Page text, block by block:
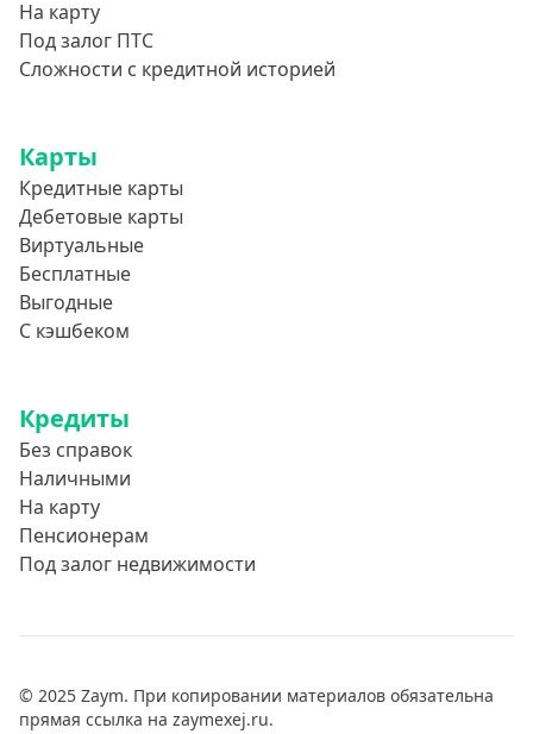
На карту
Под залог ПТС
Сложности с кредитной историей
Карты
Кредитные карты
Дебетовые карты
Виртуальные
Бесплатные
Выгодные
С кэшбеком
Кредиты
Без справок
Наличными
На карту
Пенсионерам
Под залог недвижимости
© 2025 Zaym. При копировании материалов обязательна
прямая ссылка на zaymexej.ru.